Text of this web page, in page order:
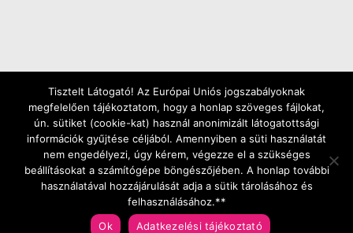
Copyright ©2025 | Minden jog fenntartva |Web
Tisztelt Látogató! Az Európai Uniós jogszabályoknak
megfelelően tájékoztatom, hogy a honlap szöveges fájlokat,
ún. sütiket (cookie-kat) használ anonimizált látogatottsági
információk gyűjtése céljából. Amennyiben a süti használatát
nem engedélyezi, úgy kérem, végezze el a szükséges
beállításokat a számítógépe böngészőjében. A honlap további
használatával hozzájárulását adja a sütik tárolásához és
felhasználásához.**
Ok
Adatkezelési tájékoztató